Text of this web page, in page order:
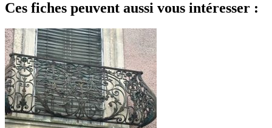
Ces fiches peuvent aussi vous intéresser :